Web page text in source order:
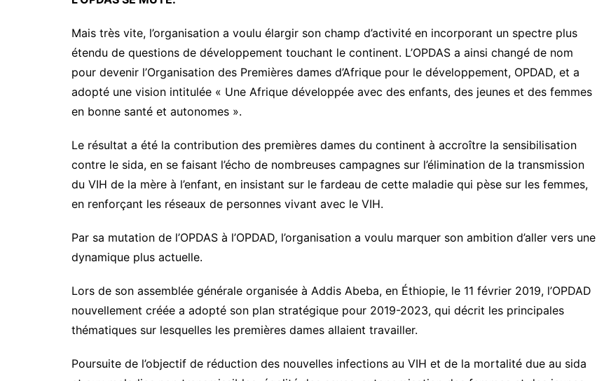
Mais très vite, l’organisation a voulu élargir son champ d’activité en incorporant un spectre plus
étendu de questions de développement touchant le continent. L’OPDAS a ainsi changé de nom
pour devenir l’Organisation des Premières dames d’Afrique pour le développement, OPDAD, et a
adopté une vision intitulée « Une Afrique développée avec des enfants, des jeunes et des femmes
en bonne santé et autonomes ».
Le résultat a été la contribution des premières dames du continent à accroître la sensibilisation
contre le sida, en se faisant l’écho de nombreuses campagnes sur l’élimination de la transmission
du VIH de la mère à l’enfant, en insistant sur le fardeau de cette maladie qui pèse sur les femmes,
en renforçant les réseaux de personnes vivant avec le VIH.
Par sa mutation de l’OPDAS à l’OPDAD, l’organisation a voulu marquer son ambition d’aller vers une
dynamique plus actuelle.
Lors de son assemblée générale organisée à Addis Abeba, en Éthiopie, le 11 février 2019, l’OPDAD
nouvellement créée a adopté son plan stratégique pour 2019-2023, qui décrit les principales
thématiques sur lesquelles les premières dames allaient travailler.
Poursuite de l’objectif de réduction des nouvelles infections au VIH et de la mortalité due au sida